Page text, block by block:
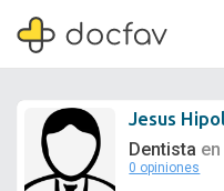
Jesus
Dentista
0 opiniones